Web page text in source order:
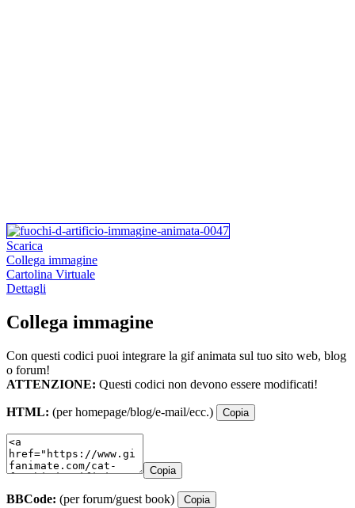
Scarica
Collega immagine
Cartolina Virtuale
Dettagli
Collega immagine
Con questi codici puoi integrare la gif animata sul tuo sito web, blog
o forum!
ATTENZIONE: Questi codici non devono essere modificati!
HTML: (per homepage/blog/e-mail/ecc.) Copia
Copia
BBCode: (per forum/guest book) Copia